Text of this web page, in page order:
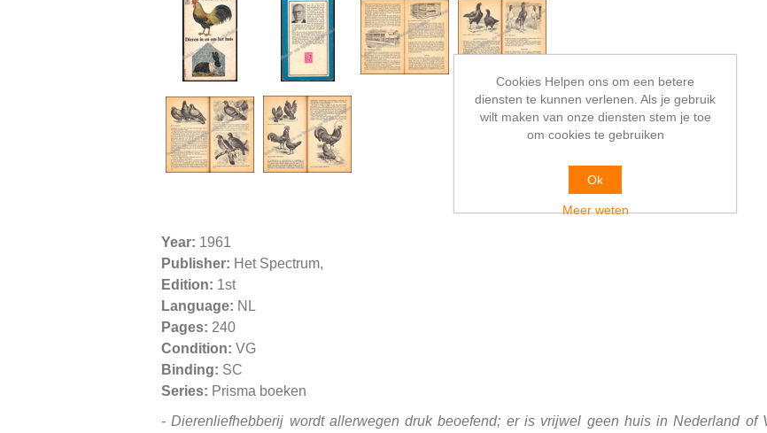
Year: 1961
Publisher: Het Spectrum,
Edition: 1st
Language: NL
Pages: 240
Condition: VG
Binding: SC
Series: Prisma boeken
- Dierenliefhebberij wordt allerwegen druk beoefend; er is vrijwel geen huis in Nederland of
Cookies Helpen ons om een betere
diensten te kunnen verlenen. Als je gebruik
wilt maken van onze diensten stem je toe
om cookies te gebruiken
Ok
Meer weten